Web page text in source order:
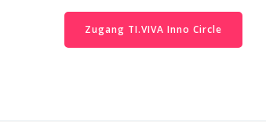
Zugang TI.VIVA Inno Circle